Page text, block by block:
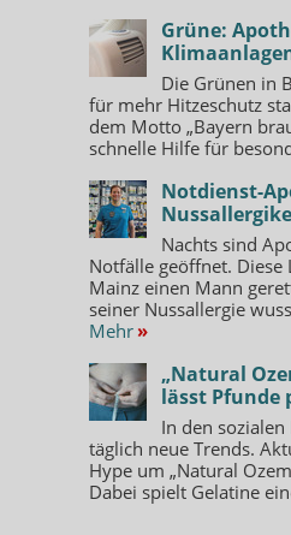
Grüne:
Die Grünen in
für mehr Hitzeschutz
dem Motto „Bayern
schnelle Hilfe für
Notdienst-
Nachts sind
Notfälle geöffnet. Diese
Mainz einen Mann
seiner Nussallergie
Mehr »
„Natural
lässt Pfunde
In den
täglich neue Trends.
Hype um „Natural
Dabei spielt Gelatine